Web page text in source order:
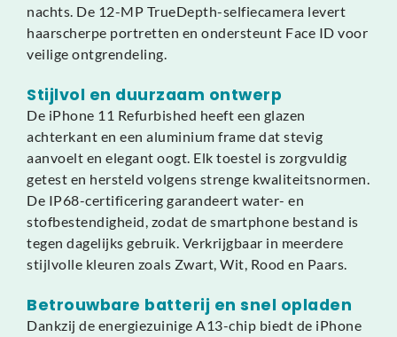
nachts. De 12-MP TrueDepth-selfiecamera levert
haarscherpe portretten en ondersteunt Face ID voor
veilige ontgrendeling.
Stijlvol en duurzaam ontwerp
De iPhone 11 Refurbished heeft een glazen
achterkant en een aluminium frame dat stevig
aanvoelt en elegant oogt. Elk toestel is zorgvuldig
getest en hersteld volgens strenge kwaliteitsnormen.
De IP68-certificering garandeert water- en
stofbestendigheid, zodat de smartphone bestand is
tegen dagelijks gebruik. Verkrijgbaar in meerdere
stijlvolle kleuren zoals Zwart, Wit, Rood en Paars.
Betrouwbare batterij en snel opladen
Dankzij de energiezuinige A13-chip biedt de iPhone